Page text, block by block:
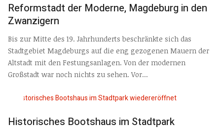
Reformstadt der Moderne, Magdeburg in den
Zwanzigern
Bis zur Mitte des 19. Jahrhunderts beschränkte sich das
Stadtgebiet Magdeburgs auf die eng gezogenen Mauern der
Altstadt mit den Festungsanlagen. Von der modernen
Großstadt war noch nichts zu sehen. Vor...
Historisches Bootshaus im Stadtpark